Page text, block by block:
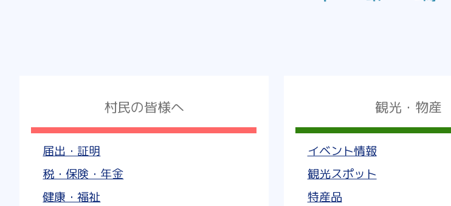
村民の皆様へ
届出・証明
税・保険・年金
健康・福祉
観光・物産
イベント情報
観光スポット
特産品